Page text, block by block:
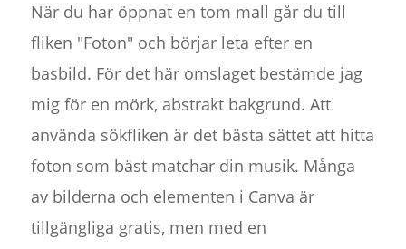
När du har öppnat en tom mall går du till
fliken "Foton" och börjar leta efter en
basbild. För det här omslaget bestämde jag
mig för en mörk, abstrakt bakgrund. Att
använda sökfliken är det bästa sättet att hitta
foton som bäst matchar din musik. Många
av bilderna och elementen i Canva är
tillgängliga gratis, men med en